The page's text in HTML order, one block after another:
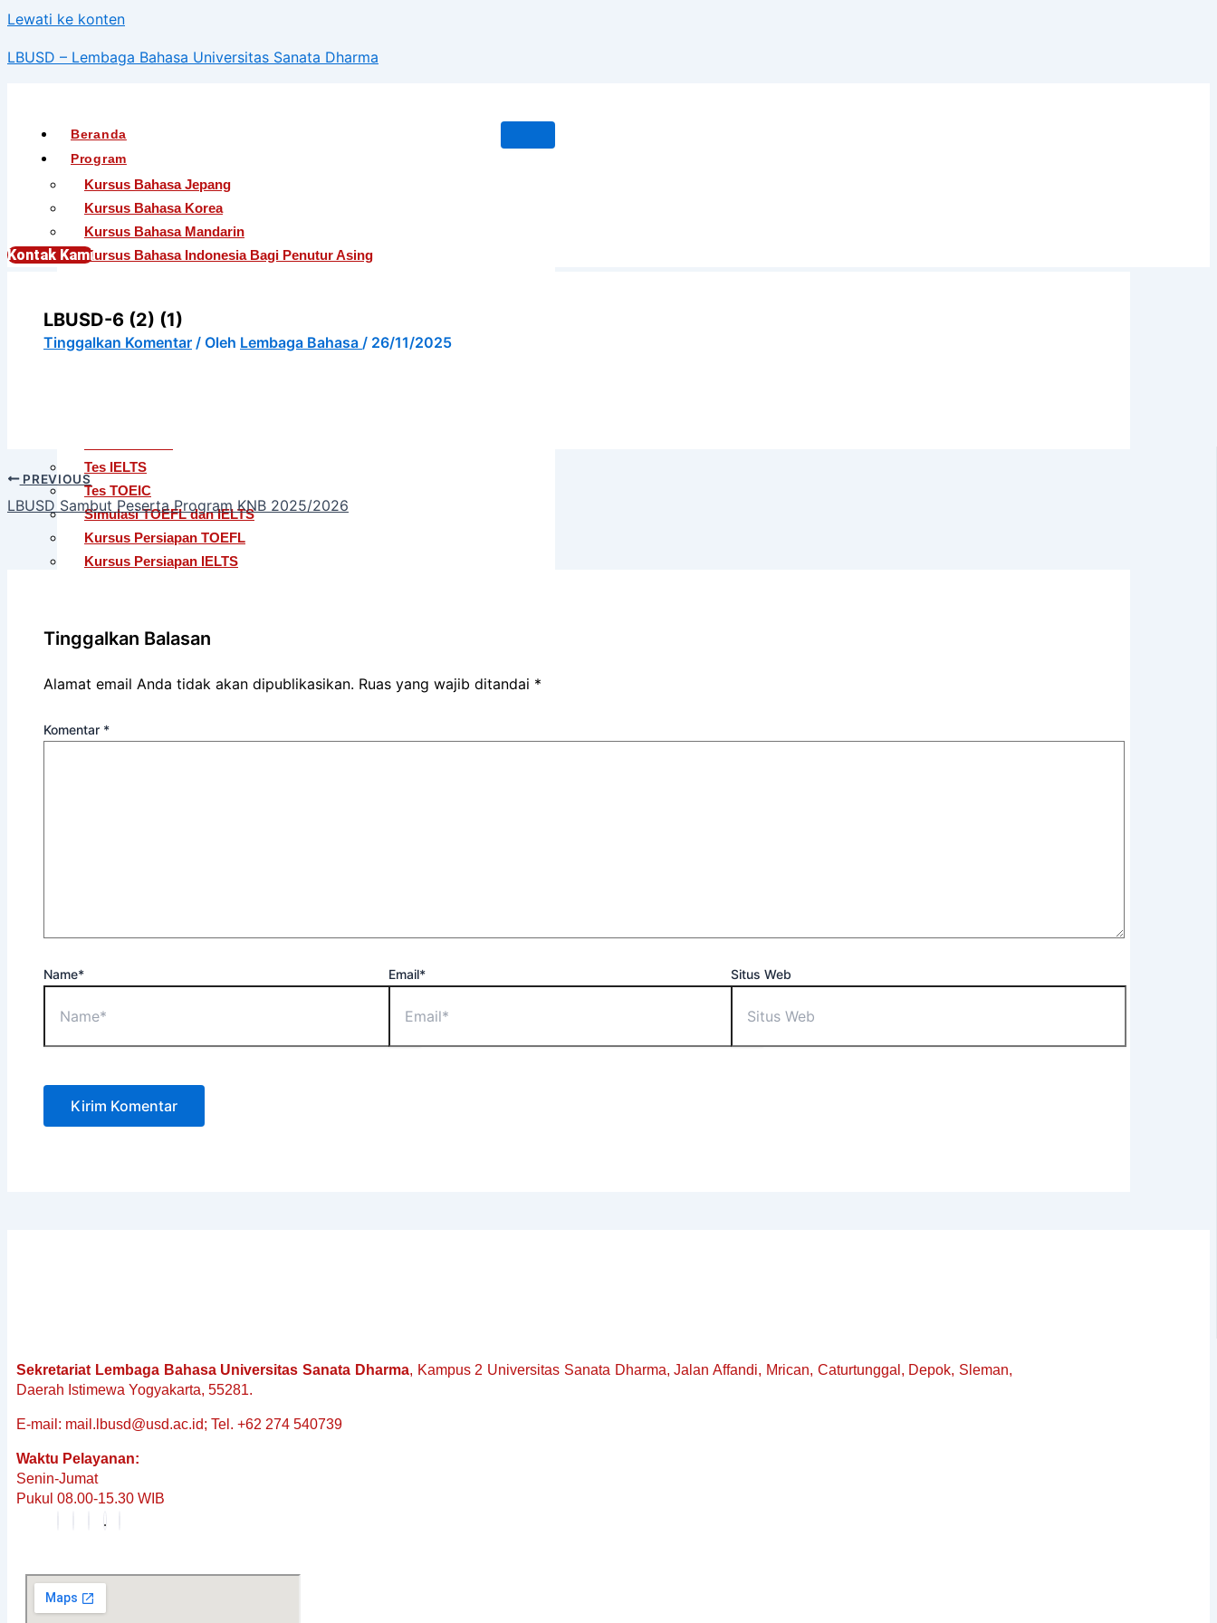
Lewati ke konten
LBUSD – Lembaga Bahasa Universitas Sanata Dharma
Beranda
Program
Kursus Bahasa Jepang
Kursus Bahasa Korea
Kursus Bahasa Mandarin
Kursus Bahasa Indonesia Bagi Penutur Asing
English For Academic Purposes
English For Occupational Purposes
Tes IELTS
Tes TOEIC
Simulasi TOEFL dan IELTS
Kursus Persiapan TOEFL
Kursus Persiapan IELTS
Layanan Editing
Profil
FAQ
Kontak Kami
LBUSD-6 (2) (1)
Tinggalkan Komentar / Oleh Lembaga Bahasa / 26/11/2025
PREVIOUS
LBUSD Sambut Peserta Program KNB 2025/2026
Tinggalkan Balasan
Alamat email Anda tidak akan dipublikasikan. Ruas yang wajib ditandai *
Komentar *
Name* Email* Situs Web
Sekretariat Lembaga Bahasa Universitas Sanata Dharma, Kampus 2 Universitas Sanata Dharma, Jalan Affandi, Mrican, Caturtunggal, Depok, Sleman,
Daerah Istimewa Yogyakarta, 55281.
E-mail: mail.lbusd@usd.ac.id; Tel. +62 274 540739
Waktu Pelayanan:
Senin-Jumat
Pukul 08.00-15.30 WIB